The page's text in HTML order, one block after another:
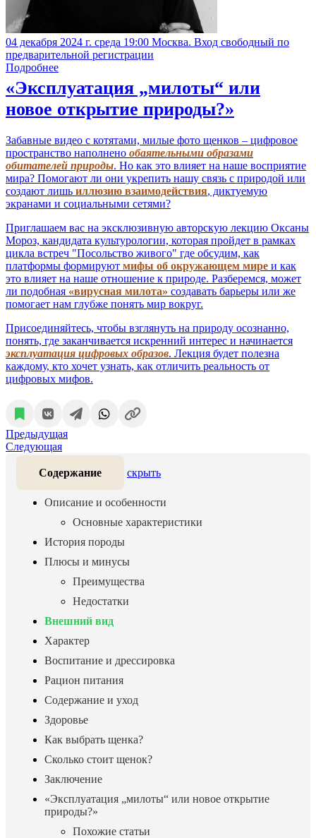
04 декабря 2024 г. среда 19:00 Москва. Вход свободный по
предварительной регистрации
Подробнее
«Эксплуатация „милоты“ или
новое открытие природы?»
Забавные видео с котятами, милые фото щенков – цифровое
пространство наполнено обаятельными образами
обитателей природы. Но как это влияет на наше восприятие
мира? Помогают ли они укрепить нашу связь с природой или
создают лишь иллюзию взаимодействия, диктуемую
экранами и социальными сетями?
Приглашаем вас на эксклюзивную авторскую лекцию Оксаны
Мороз, кандидата культурологии, которая пройдет в рамках
цикла встреч "Посольство живого" где обсудим, как
платформы формируют мифы об окружающем мире и как
это влияет на наше отношение к природе. Разберемся, может
ли подобная «вирусная милота» создавать барьеры или же
помогает нам глубже понять мир вокруг.
Присоединяйтесь, чтобы взглянуть на природу осознанно,
понять, где заканчивается искренний интерес и начинается
эксплуатация цифровых образов. Лекция будет полезна
каждому, кто хочет узнать, как отличить реальность от
цифровых мифов.
Предыдущая
Следующая
Содержание скрыть
Описание и особенности
Основные характеристики
История породы
Плюсы и минусы
Преимущества
Недостатки
Внешний вид
Характер
Воспитание и дрессировка
Рацион питания
Содержание и уход
Здоровье
Как выбрать щенка?
Сколько стоит щенок?
Заключение
«Эксплуатация „милоты“ или новое открытие
природы?»
Похожие статьи